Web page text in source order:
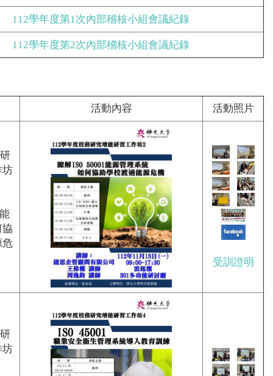
112學年度第1次內部稽核小組會議紀錄
112學年度第2次內部稽核小組會議紀錄
活動內容 活動照片
坊
危
受訓證明
坊